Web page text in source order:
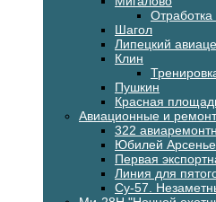
Отработка
Шагол
Липецкий
Клин
Пушкин
Красная
Авиационные и
322
Юбилей
Первая
Линия для
Су-57.